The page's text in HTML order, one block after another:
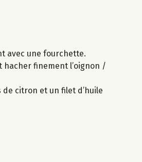
avec une fourchette.
hacher finement l’oignon /
citron et un filet d’huile